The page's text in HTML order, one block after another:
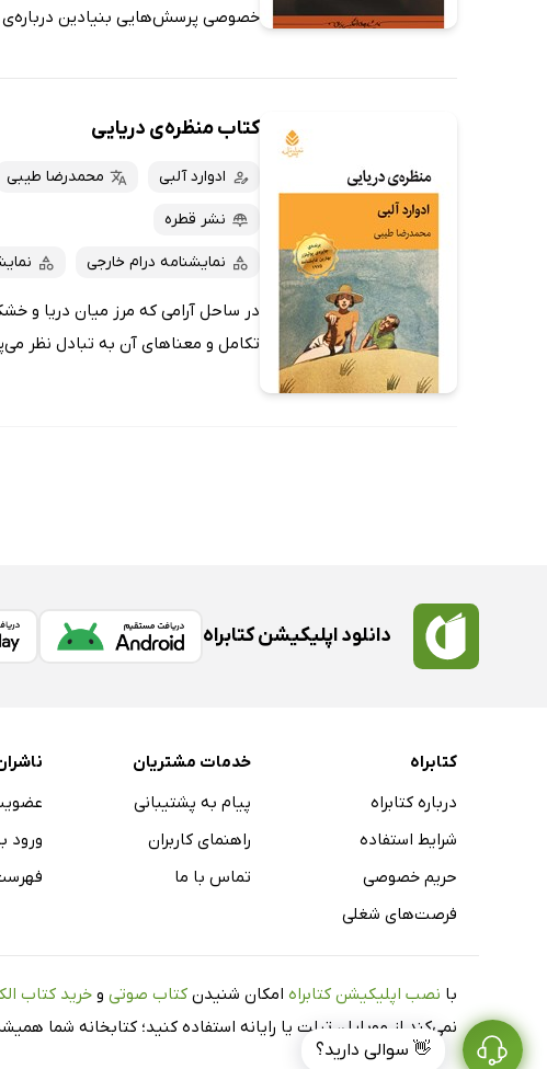
خصوصی پرسش‌هایی بنیادین درباره‌ی
کتاب منظره‌ی دریایی
ادوارد آلبی محمدرضا طیبی
نشر قطره
نمایشنامه درام خارجی
در ساحل آرامی که مرز میان دریا و
تکامل و معناهای آن به تبادل نظر
👋 سوالی دارید؟
دانلود اپلیکیشن کتابراه
کتابراه
درباره کتابراه
شرایط استفاده
حریم خصوصی
فرصت‌های شغلی
خدمات مشتریان
پیام به پشتیبانی
راهنمای کاربران
تماس با ما
ورود
با نصب اپلیکیشن کتابراه امکان شنیدن کتاب صوتی وخرید کتاب
نمی‌کند از موبایل، تبلت یا رایانه استفاده کنید؛ کتابخانه شما